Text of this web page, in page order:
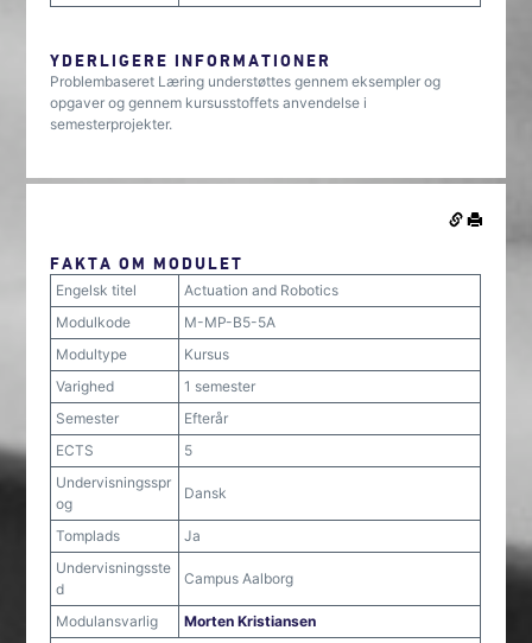
YDERLIGERE INFORMATIONER
Problembaseret Læring understøttes gennem eksempler og
opgaver og gennem kursusstoffets anvendelse i
semesterprojekter.
FAKTA OM MODULET
Engelsk titel
Actuation and Robotics
Modulkode
M-MP-B5-5A
Modultype
Kursus
Varighed
1 semester
Semester
Efterår
ECTS
5
Undervisningsspr
og
Dansk
Tomplads
Ja
Undervisningsste
d
Campus Aalborg
Modulansvarlig
Morten Kristiansen